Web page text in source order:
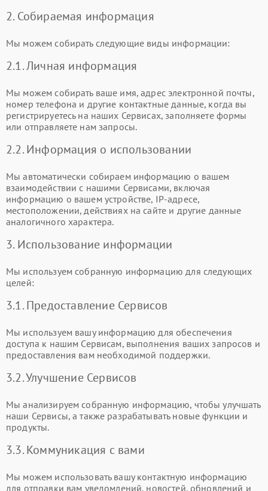
2. Собираемая информация
Мы можем собирать следующие виды информации:
2.1. Личная информация
Мы можем собирать ваше имя, адрес электронной почты,
номер телефона и другие контактные данные, когда вы
регистрируетесь на наших Сервисах, заполняете формы
или отправляете нам запросы.
2.2. Информация о использовании
Мы автоматически собираем информацию о вашем
взаимодействии с нашими Сервисами, включая
информацию о вашем устройстве, IP-адресе,
местоположении, действиях на сайте и другие данные
аналогичного характера.
3. Использование информации
Мы используем собранную информацию для следующих
целей:
3.1. Предоставление Сервисов
Мы используем вашу информацию для обеспечения
доступа к нашим Сервисам, выполнения ваших запросов и
предоставления вам необходимой поддержки.
3.2. Улучшение Сервисов
Мы анализируем собранную информацию, чтобы улучшать
наши Сервисы, а также разрабатывать новые функции и
продукты.
3.3. Коммуникация с вами
Мы можем использовать вашу контактную информацию
для отправки вам уведомлений, новостей, обновлений и